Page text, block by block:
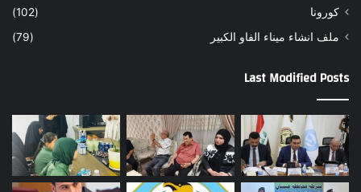
كورونا
(102)
ملف انشاء ميناء الفاو الكبير
(79)
Last Modified Posts